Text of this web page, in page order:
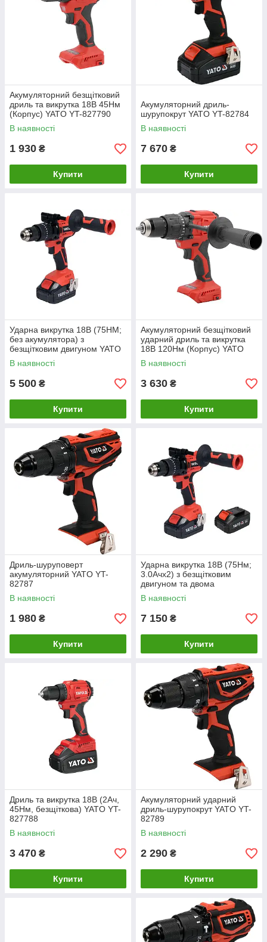
Акумуляторний безщітковий
дриль та викрутка 18В 45Нм
(Корпус) YATO YT-827790
В наявності
1 930 ₴
Купити
Акумуляторний дриль-
шурупокрут YATO YT-82784
В наявності
7 670 ₴
Купити
Ударна викрутка 18В (75НМ;
без акумулятора) з
безщітковим двигуном YATO
YT-82790
В наявності
5 500 ₴
Купити
Акумуляторний безщітковий
ударний дриль та викрутка
18В 120Нм (Корпус) YATO
YT-827791
В наявності
3 630 ₴
Купити
Дриль-шуруповерт
акумуляторний YATO YT-
82787
В наявності
1 980 ₴
Купити
Ударна викрутка 18В (75Нм;
3.0Aчх2) з безщітковим
двигуном та двома
батареями 3.0Aч у комплекті
YATO YT-82791
В наявності
7 150 ₴
Купити
Дриль та викрутка 18В (2Ач,
45Нм, безщіткова) YATO YT-
827788
В наявності
3 470 ₴
Купити
Акумуляторний ударний
дриль-шурупокрут YATO YT-
82789
В наявності
2 290 ₴
Купити